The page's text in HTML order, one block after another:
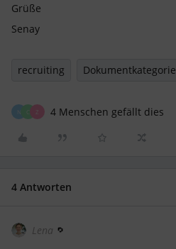
Grüße
Senay
recruiting Dokumentkategorie
N 4 Menschen gefällt dies
4 Antworten
Lena